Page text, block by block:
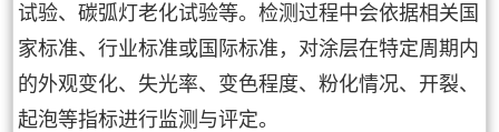
试验、碳弧灯老化试验等。检测过程中会依据相关国
家标准、行业标准或国际标准，对涂层在特定周期内
的外观变化、失光率、变色程度、粉化情况、开裂、
起泡等指标进行监测与评定。